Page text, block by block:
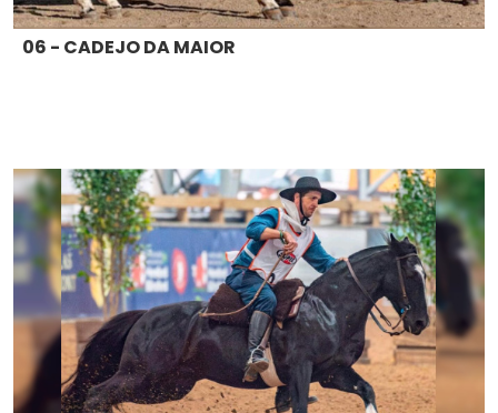
06 - CADEJO DA MAIOR